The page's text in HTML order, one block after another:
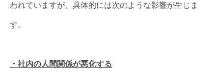
われていますが、具体的には次のような影響が生じま
す。
・社内の人間関係が悪化する